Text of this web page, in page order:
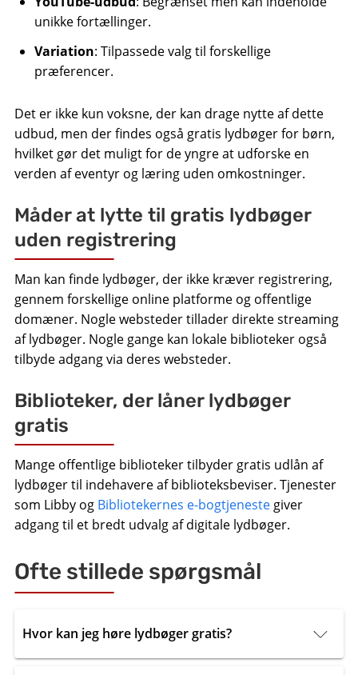
unikke fortællinger.
Variation: Tilpassede valg til forskellige
præferencer.
Det er ikke kun voksne, der kan drage nytte af dette
udbud, men der findes også gratis lydbøger for børn,
hvilket gør det muligt for de yngre at udforske en
verden af eventyr og læring uden omkostninger.
Måder at lytte til gratis lydbøger
uden registrering
Man kan finde lydbøger, der ikke kræver registrering,
gennem forskellige online platforme og offentlige
domæner. Nogle websteder tillader direkte streaming
af lydbøger. Nogle gange kan lokale biblioteker også
tilbyde adgang via deres websteder.
Biblioteker, der låner lydbøger
gratis
Mange offentlige biblioteker tilbyder gratis udlån af
lydbøger til indehavere af biblioteksbeviser. Tjenester
som Libby og Bibliotekernes e-bogtjenestegiver
adgang til et bredt udvalg af digitale lydbøger.
Ofte stillede spørgsmål
Hvor kan jeg høre lydbøger gratis?